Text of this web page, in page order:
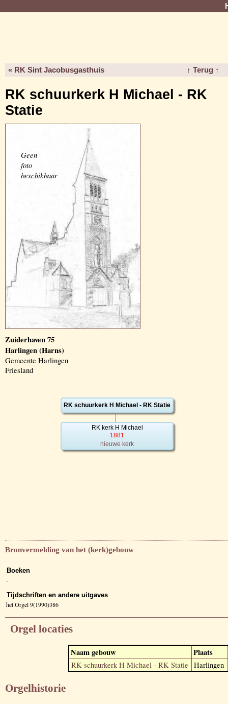
« RK Sint Jacobusgasthuis ↑ Terug ↑
RK schuurkerk H Michael - RK
Statie
Geen
foto
beschikbaar
Zuiderhaven 75
Harlingen (Harns)
Gemeente Harlingen
Friesland
RK schuurkerk H Michael - RK Statie
RK kerk H Michael
1881
nieuwe kerk
Bronvermelding van het (kerk)gebouw
Boeken
-
Tijdschriften en andere uitgaves
het Orgel 9(1990)386
Orgel locaties
Naam gebouw Plaats
RK schuurkerk H Michael - RK Statie Harlingen
Orgelhistorie